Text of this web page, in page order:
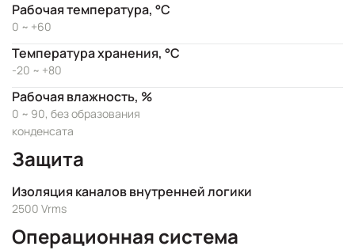
Рабочая температура, °C
0 ~ +60
Температура хранения, °C
-20 ~ +80
Рабочая влажность, %
0 ~ 90, без образования
конденсата
Защита
Изоляция каналов внутренней логики
2500 Vrms
Операционная система